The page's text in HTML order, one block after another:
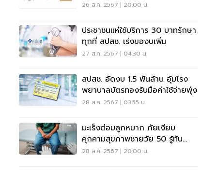
26 ส.ค. 2567 | 20:00 น.
ประชาชนแห่ใช้บริการ 30 บาทรักษา
ทุกที่ สปสช. เร่งของบเพิ่ม
27 ส.ค. 2567 | 04:30 น.
สปสช. อัดงบ 1.5 พันล้าน อุ้มโรง
พยาบาลบัตรทองรับมือค่าใช้จ่ายพุ่ง
28 ส.ค. 2567 | 03:55 น.
มะเร็งต่อมลูกหมาก ภัยเงียบ
คุกคามสุขภาพชายวัย 50 รู้ทัน
รักษาได้
28 ส.ค. 2567 | 20:00 น.